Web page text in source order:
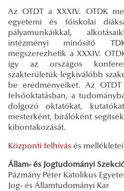
Az OTDT a XXXIV. OTDK
egyetemi és főiskolai
pályamunkáikkal,
intézményi minősítő
megszerezhetik a XXXIV.
így az országos
szakterületük legkiválóbb
be eredményeiket. Az
felsőoktatásban, a
dolgozó oktatókat,
mesterként, bírálóként
kibontakozását.
Központi felhívás és mellékletei
Állam- és Jogtudományi
Pázmány Péter Katolikus
Jog- és Államtudományi Kar